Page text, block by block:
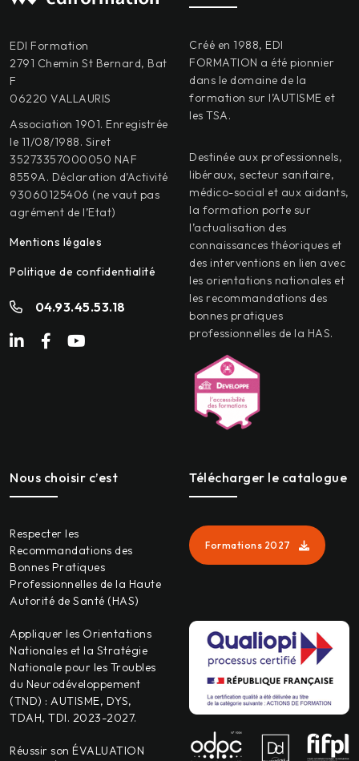
EDI Formation
2791 Chemin St Bernard, Bat
F
06220 VALLAURIS
Association 1901. Enregistrée
le 11/08/1988. Siret
35273357000050 NAF
8559A. Déclaration d’Activité
93060125406 (ne vaut pas
agrément de l’Etat)
Mentions légales
Politique de confidentialité
04.93.45.53.18
Créé en 1988, EDI
FORMATION a été pionnier
dans le domaine de la
formation sur l’AUTISME et
les TSA.
Destinée aux professionnels,
libéraux, secteur sanitaire,
médico-social et aux aidants,
la formation porte sur
l’actualisation des
connaissances théoriques et
des interventions en lien avec
les orientations nationales et
les recommandations des
bonnes pratiques
professionnelles de la HAS.
Nous choisir c’est
Respecter les
Recommandations des
Bonnes Pratiques
Professionnelles de la Haute
Autorité de Santé (HAS)
Appliquer les Orientations
Nationales et la Stratégie
Nationale pour les Troubles
du Neurodéveloppement
(TND) : AUTISME, DYS,
TDAH, TDI. 2023-2027.
Réussir son ÉVALUATION
Télécharger le catalogue
Formations 2027